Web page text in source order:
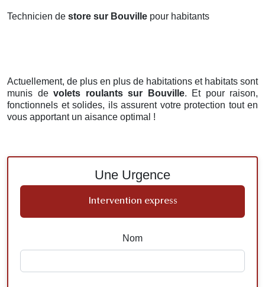
Technicien de store sur Bouville pour habitants
Actuellement, de plus en plus de habitations et habitats sont
munis de volets roulants sur Bouville. Et pour raison,
fonctionnels et solides, ils assurent votre protection tout en
vous apportant un aisance optimal !
Une Urgence
Intervention express
Nom